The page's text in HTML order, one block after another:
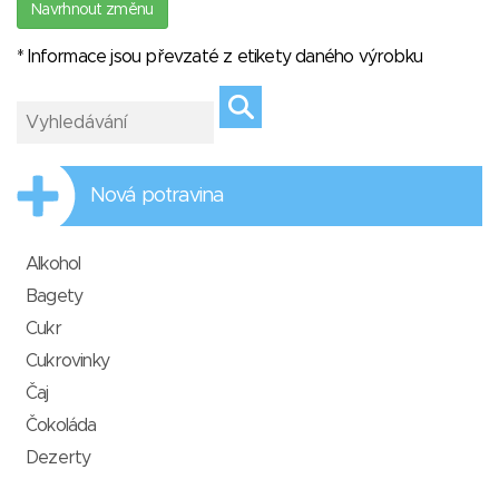
Navrhnout změnu
* Informace jsou převzaté z etikety daného výrobku
Nová potravina
Alkohol
Bagety
Cukr
Cukrovinky
Čaj
Čokoláda
Dezerty